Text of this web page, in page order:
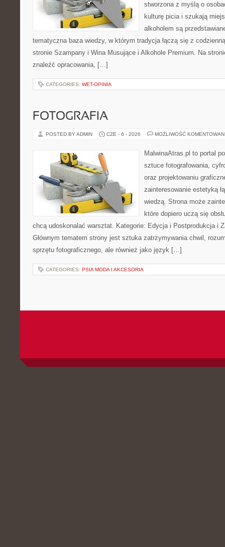
stworzona z myślą o
kulturę picia i szukają
alkoholem są
tematyczna baza wiedzy, w którym tradycja łączą się z
stronie Szampany i Wina Musujące i Alkohole Premium. Na
znaleźć opracowania, […]
CATEGORIES: WET-OPINIA
FOTOGRAFIA
POSTED BY ADMIN CZE - 6 - 2026 MOŻLIWOŚĆ
MalwinaAtras.pl to portal
sztuce fotografowania,
oraz projektowaniu
zainteresowanie estetyką
wiedzą. Strona może
które dopiero uczą się
chcą udoskonalać warsztat. Kategorie: Edycja i Postprodukcja i
Głównym tematem strony jest sztuka zatrzymywania chwil,
sprzętu fotograficznego, ale również jako język […]
CATEGORIES: PSIA MODA I AKCESORIA